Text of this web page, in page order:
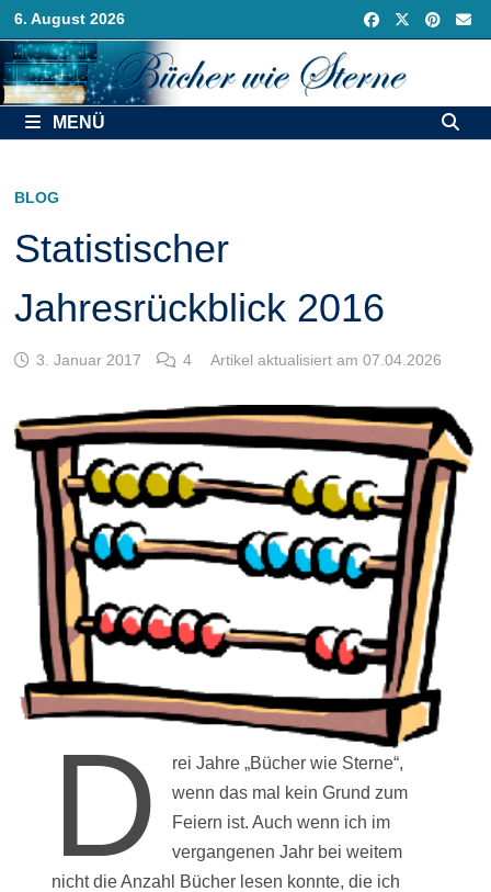
Zurück
zum
Inhalt
6. August 2026
MENÜ
BLOG
Statistischer
Jahresrückblick 2016
3. Januar 2017 4 Artikel aktualisiert am 07.04.2026
D
rei Jahre „Bücher wie Sterne“,
wenn das mal kein Grund zum
Feiern ist. Auch wenn ich im
vergangenen Jahr bei weitem
nicht die Anzahl Bücher lesen konnte, die ich